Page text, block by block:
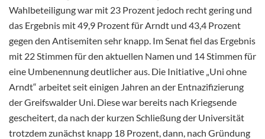
Wahlbeteiligung war mit 23 Prozent jedoch recht gering und
das Ergebnis mit 49,9 Prozent für Arndt und 43,4 Prozent
gegen den Antisemiten sehr knapp. Im Senat fiel das Ergebnis
mit 22 Stimmen für den aktuellen Namen und 14 Stimmen für
eine Umbenennung deutlicher aus. Die Initiative „Uni ohne
Arndt“ arbeitet seit einigen Jahren an der Entnazifizierung
der Greifswalder Uni. Diese war bereits nach Kriegsende
gescheitert, da nach der kurzen Schließung der Universität
trotzdem zunächst knapp 18 Prozent, dann, nach Gründung